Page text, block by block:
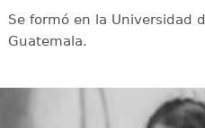
Se formó en la Universidad
Guatemala.